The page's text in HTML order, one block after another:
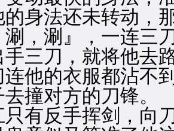
法还未转动，那
，涮』，一连三
手三刀，就将他去
他的衣服都沾不
撞对方的刀锋。
反手挥剑，向